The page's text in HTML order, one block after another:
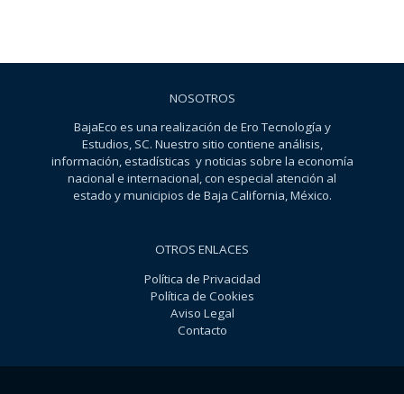
NOSOTROS
BajaEco es una realización de Ero Tecnología y
Estudios, SC. Nuestro sitio contiene análisis,
información, estadísticas y noticias sobre la economía
nacional e internacional, con especial atención al
estado y municipios de Baja California, México.
OTROS ENLACES
Política de Privacidad
Política de Cookies
Aviso Legal
Contacto